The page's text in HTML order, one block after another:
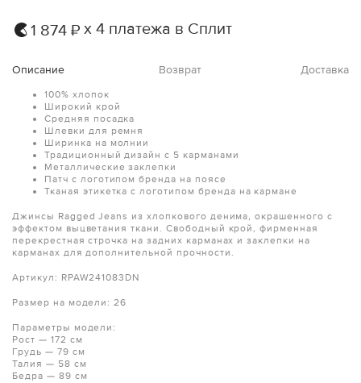
1 874 ₽ х 4 платежа в Сплит
Описание Возврат Доставка
100% хлопок
Широкий крой
Средняя посадка
Шлевки для ремня
Ширинка на молнии
Традиционный дизайн с 5 карманами
Металлические заклепки
Патч с логотипом бренда на поясе
Тканая этикетка с логотипом бренда на кармане
Джинсы Ragged Jeans из хлопкового денима, окрашенного с
эффектом выцветания ткани. Свободный крой, фирменная
перекрестная строчка на задних карманах и заклепки на
карманах для дополнительной прочности.
Артикул: RPAW241083DN
Размер на модели: 26
Параметры модели:
Рост — 172 см
Грудь — 79 см
Талия — 58 см
Бедра — 89 см